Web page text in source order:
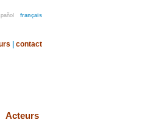
français
contact
Acteurs